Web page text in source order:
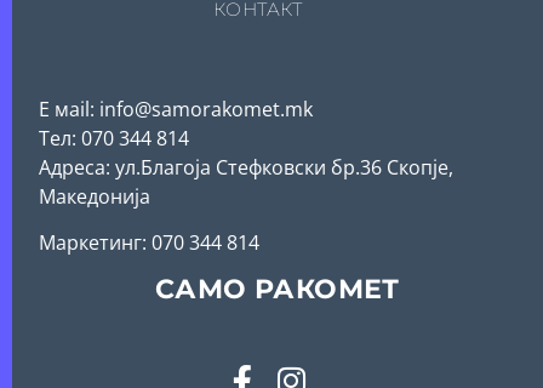
КОНТАКТ
Е мail: info@samorakomet.mk
Тел: 070 344 814
Адреса: ул.Благоја Стефковски бр.36 Скопје,
Македонија
Mаркетинг: 070 344 814
САМО РАКОМЕТ